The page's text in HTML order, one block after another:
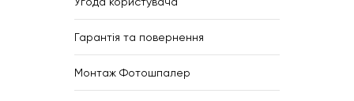
Гарантія та повернення
Монтаж Фотошпалер